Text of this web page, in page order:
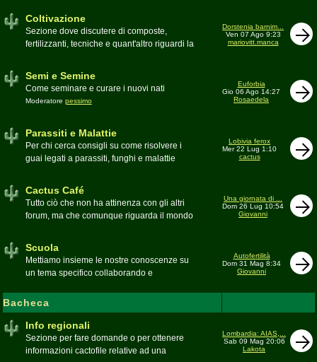
Coltivazione
Sezione dove discutere di composte,
fertilizzanti, tecniche e quant'altro riguardi la
Dorstenia barnim...
Ven 07 Ago 9:23
mariovitt.manca
Semi e Semine
Come seminare e curare i nuovi nati
Moderatore pessimo
Euforbia
Gio 06 Ago 14:27
Rosaedela
Parassiti e Malattie
Per chi cerca consigli su come risolvere i
guai legati a parassiti, funghi e malattie
Lobivia ferox
Mer 22 Lug 1:10
cactus
Cactus Café
Tutto ciò che non ha attinenza con gli altri
forum, ma che comunque riguarda il mondo
Moderatore
Una giornata di ...
Dom 26 Lug 10:54
Giovanni
Scuola
Mettiamo insieme le nostre conoscenze su
un tema specifico collaborando e
cactofilo
Autofertilità
Dom 31 Mag 8:34
Giovanni
Bacheca
Info regionali
Sezione per fare domande o per ottenere
informazioni cactofile relative ad una
Lombardia: AIAS,...
Sab 09 Mag 20:06
Lakota